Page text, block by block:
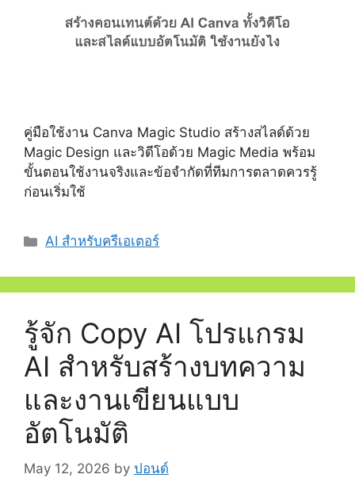
คู่มือใช้งาน Canva Magic Studio สร้างสไลด์ด้วย
Magic Design และวิดีโอด้วย Magic Media พร้อม
ขั้นตอนใช้งานจริงและข้อจำกัดที่ทีมการตลาดควรรู้
ก่อนเริ่มใช้
Categories
AI สำหรับครีเอเตอร์
รู้จัก Copy AI โปรแกรม
AI สำหรับสร้างบทความ
และงานเขียนแบบ
อัตโนมัติ
May 12, 2026 by ปอนด์